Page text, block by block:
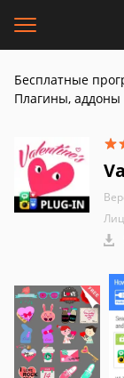
Бесплатные
Плагины, аддоны